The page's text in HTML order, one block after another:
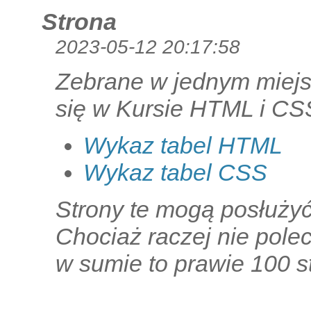
Strona
2023-05-12 20:17:58
Zebrane w jednym
się w Kursie HTML i
Wykaz tabel HTML
Wykaz tabel CSS
Strony te mogą
Chociaż raczej nie
w sumie to prawie 100